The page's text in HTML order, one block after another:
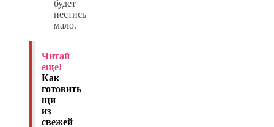
будет
нестись
мало.
Читай
еще!
Как
готовить
щи
из
свежей